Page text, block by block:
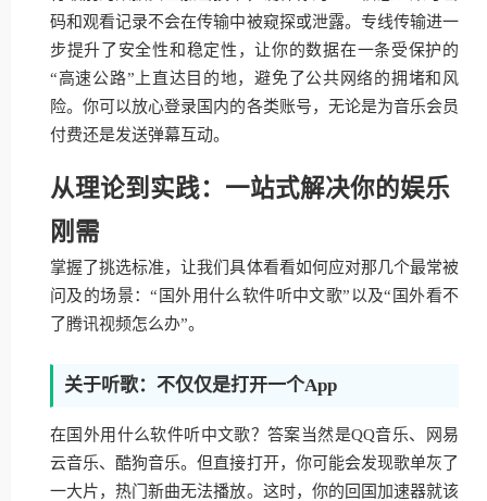
码和观看记录不会在传输中被窥探或泄露。专线传输进一
步提升了安全性和稳定性，让你的数据在一条受保护的
“高速公路”上直达目的地，避免了公共网络的拥堵和风
险。你可以放心登录国内的各类账号，无论是为音乐会员
付费还是发送弹幕互动。
从理论到实践：一站式解决你的娱乐
刚需
掌握了挑选标准，让我们具体看看如何应对那几个最常被
问及的场景：“国外用什么软件听中文歌”以及“国外看不
了腾讯视频怎么办”。
关于听歌：不仅仅是打开一个App
在国外用什么软件听中文歌？答案当然是QQ音乐、网易
云音乐、酷狗音乐。但直接打开，你可能会发现歌单灰了
一大片，热门新曲无法播放。这时，你的回国加速器就该